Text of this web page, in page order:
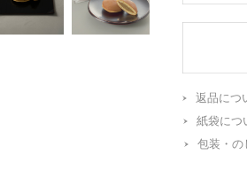
返品につ
紙袋につ
包装・の